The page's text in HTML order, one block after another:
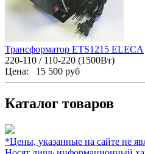
Трансформатор ETS1215 ELECA
220-110 / 110-220 (1500Вт)
Цена: 15 500 руб
Каталог товаров
*Цены, указанные на сайте не